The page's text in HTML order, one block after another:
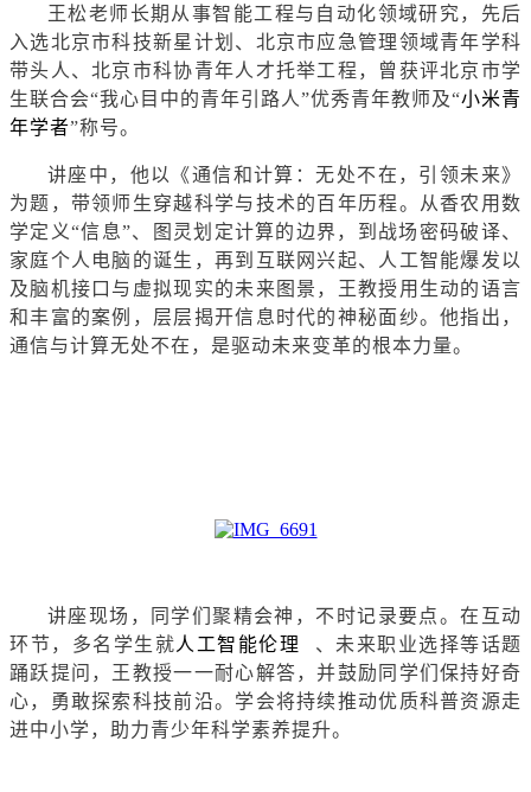
王松老师长期从事智能工程与自动化领域研究，先后
入选北京市科技新星计划、北京市应急管理领域青年学科
带头人、北京市科协青年人才托举工程 ，曾获评北京市学
生联合会“我心目中的青年引路人”优秀青年教师及“小米青
年学者”称号。
讲座中，他以《通信和计算：无处不在，引领未来》
为题，带领师生穿越科学与技术的百年历程。从香农用数
学定义“信息”、图灵划定计算的边界，到战场密码破译、
家庭个人电脑的诞生，再到互联网兴起、人工智能爆发以
及脑机接口与虚拟现实的未来图景，王教授用生动的语言
和丰富的案例，层层揭开信息时代的神秘面纱。他指出，
通信与计算无处不在，是驱动未来变革的根本力量。
讲座现场，同学们聚精会神，不时记录要点。在互动
环节，多名学生就人工智能伦理
、未来职业选择等话题
踊跃提问，王教授一一耐心解答，并鼓励同学们保持好奇
心，勇敢探索科技前沿。学会将持续推动优质科普资源走
进中小学，助力青少年科学素养提升。